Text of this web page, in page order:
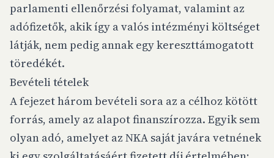
parlamenti ellenőrzési folyamat, valamint az
adófizetők, akik így a valós intézményi költséget
látják, nem pedig annak egy kereszttámogatott
töredékét.
Bevételi tételek
A fejezet három bevételi sora az a célhoz kötött
forrás, amely az alapot finanszírozza. Egyik sem
olyan adó, amelyet az NKA saját javára vetnének